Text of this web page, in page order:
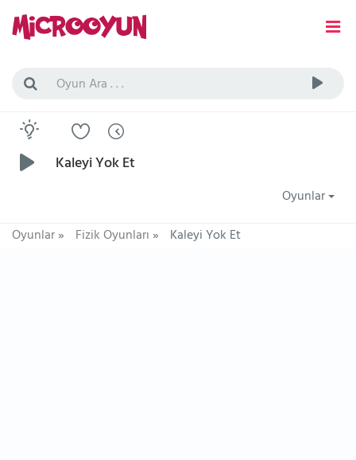
Kaleyi Yok Et
Oyunlar
Oyunlar» Fizik Oyunları» Kaleyi Yok Et